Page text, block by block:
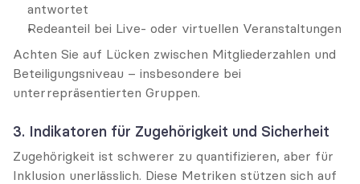
antwortet
Redeanteil bei Live- oder virtuellen Veranstaltungen
Achten Sie auf Lücken zwischen Mitgliederzahlen und
Beteiligungsniveau – insbesondere bei
unterrepräsentierten Gruppen.
3. Indikatoren für Zugehörigkeit und Sicherheit
Zugehörigkeit ist schwerer zu quantifizieren, aber für
Inklusion unerlässlich. Diese Metriken stützen sich auf